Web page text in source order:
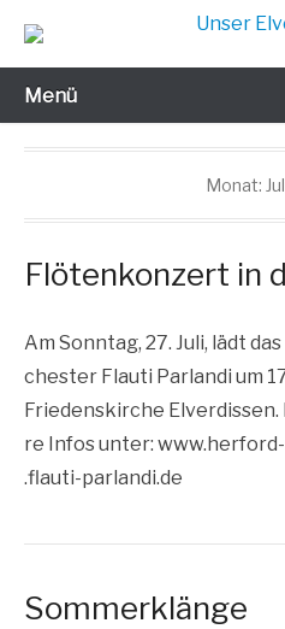
Inhalt
wechseln
Unser
Menü
Monat:
Flötenkonzert in
Am Sonn­tag, 27. Juli, lädt
ches­ter Flau­ti Par­landi um
Frie­dens­kir­che
re Infos unter:
.flau​ti​-par​landi​.de
Sommerklänge